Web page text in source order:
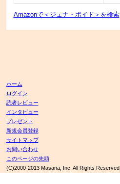
Amazonで＜ジェナ・ボイド＞を検索
ホーム
ログイン
読者レビュー
インタビュー
プレゼント
新規会員登録
サイトマップ
お問い合わせ
このページの先頭
(C)2000-2013 Masana, Inc. All Rights Reserved.